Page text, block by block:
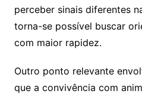
perceber sinais diferentes
torna-se possível buscar
com maior rapidez.
Outro ponto relevante
que a convivência com